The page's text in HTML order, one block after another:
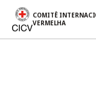
COMITÊ
VERMELHA